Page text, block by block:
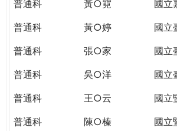
WAGOR
TODAY
THE
WORLD
PUTTING
普通科
黃○霓
國立
普通科
黃○婷
國立
普通科
張○家
國立
普通科
吳○洋
國立
普通科
王○云
國立
普通科
陳○榛
國立